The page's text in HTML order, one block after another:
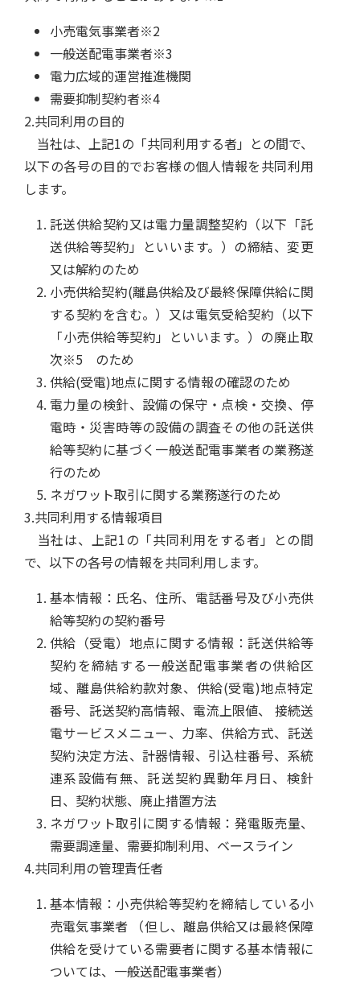
小売電気事業者※2
一般送配電事業者※3
電力広域的運営推進機関
需要抑制契約者※4
2.共同利用の目的
当社は、上記1の「共同利用する者」との間で、
以下の各号の目的でお客様の個人情報を共同利用
します。
託送供給契約又は電力量調整契約（以下「託
送供給等契約」といいます。）の締結、変更
又は解約のため
小売供給契約(離島供給及び最終保障供給に関
する契約を含む。）又は電気受給契約（以下
「小売供給等契約」といいます。）の廃止取
次※5 のため
供給(受電)地点に関する情報の確認のため
電力量の検針、設備の保守・点検・交換、停
電時・災害時等の設備の調査その他の託送供
給等契約に基づく一般送配電事業者の業務遂
行のため
ネガワット取引に関する業務遂行のため
3.共同利用する情報項目
当社は、上記1の「共同利用をする者」との間
で、以下の各号の情報を共同利用します。
基本情報：氏名、住所、電話番号及び小売供
給等契約の契約番号
供給（受電）地点に関する情報：託送供給等
契約を締結する一般送配電事業者の供給区
域、離島供給約款対象、供給(受電)地点特定
番号、託送契約高情報、電流上限値、 接続送
電サービスメニュー、力率、供給方式、託送
契約決定方法、計器情報、引込柱番号、系統
連系設備有無、託送契約異動年月日、検針
日、契約状態、廃止措置方法
ネガワット取引に関する情報：発電販売量、
需要調達量、需要抑制利用、ベースライン
4.共同利用の管理責任者
基本情報：小売供給等契約を締結している小
売電気事業者 （但し、離島供給又は最終保障
供給を受けている需要者に関する基本情報に
ついては、一般送配電事業者）